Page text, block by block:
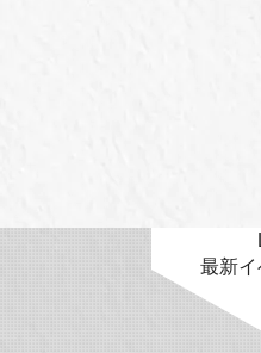
最新